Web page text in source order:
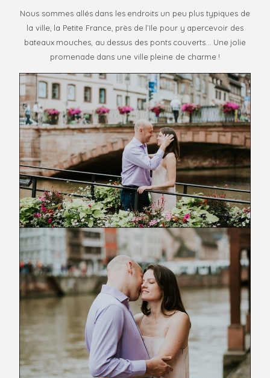
Nous sommes allés dans les endroits un peu plus typiques de
la ville, la Petite France, près de l’Ile pour y apercevoir des
bateaux mouches, au dessus des ponts couverts… Une jolie
promenade dans une ville pleine de charme !
that title, be
memorable,
inspire others
and always be
ahead of the
crowd! Be
Evóra!